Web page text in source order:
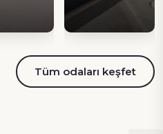
Tüm odaları keşfet